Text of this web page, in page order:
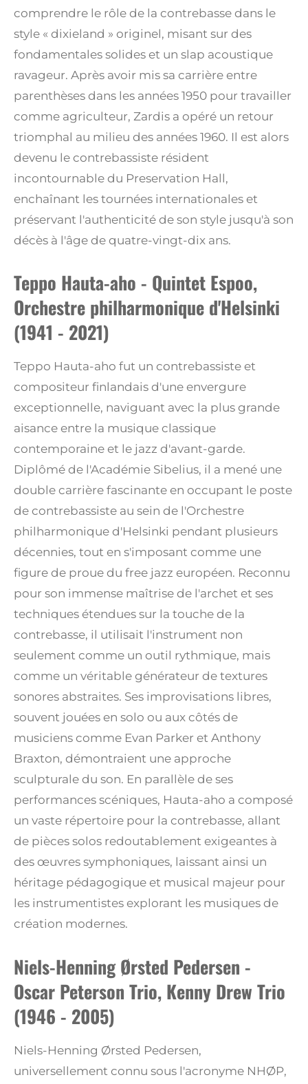
comprendre le rôle de la contrebasse dans le
style « dixieland » originel, misant sur des
fondamentales solides et un slap acoustique
ravageur. Après avoir mis sa carrière entre
parenthèses dans les années 1950 pour travailler
comme agriculteur, Zardis a opéré un retour
triomphal au milieu des années 1960. Il est alors
devenu le contrebassiste résident
incontournable du Preservation Hall,
enchaînant les tournées internationales et
préservant l'authenticité de son style jusqu'à son
décès à l'âge de quatre-vingt-dix ans.
Teppo Hauta-aho - Quintet Espoo,
Orchestre philharmonique d'Helsinki
(1941 - 2021)
Teppo Hauta-aho fut un contrebassiste et
compositeur finlandais d'une envergure
exceptionnelle, naviguant avec la plus grande
aisance entre la musique classique
contemporaine et le jazz d'avant-garde.
Diplômé de l'Académie Sibelius, il a mené une
double carrière fascinante en occupant le poste
de contrebassiste au sein de l'Orchestre
philharmonique d'Helsinki pendant plusieurs
décennies, tout en s'imposant comme une
figure de proue du free jazz européen. Reconnu
pour son immense maîtrise de l'archet et ses
techniques étendues sur la touche de la
contrebasse, il utilisait l'instrument non
seulement comme un outil rythmique, mais
comme un véritable générateur de textures
sonores abstraites. Ses improvisations libres,
souvent jouées en solo ou aux côtés de
musiciens comme Evan Parker et Anthony
Braxton, démontraient une approche
sculpturale du son. En parallèle de ses
performances scéniques, Hauta-aho a composé
un vaste répertoire pour la contrebasse, allant
de pièces solos redoutablement exigeantes à
des œuvres symphoniques, laissant ainsi un
héritage pédagogique et musical majeur pour
les instrumentistes explorant les musiques de
création modernes.
Niels-Henning Ørsted Pedersen -
Oscar Peterson Trio, Kenny Drew Trio
(1946 - 2005)
Niels-Henning Ørsted Pedersen,
universellement connu sous l'acronyme NHØP,